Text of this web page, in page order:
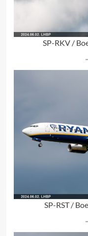
SP-RKV /
SP-RST /